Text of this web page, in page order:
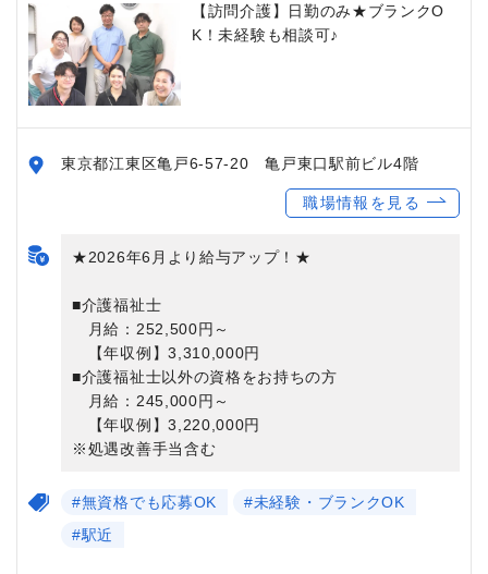
【訪問介護】日勤のみ★ブランクO
K！未経験も相談可♪
東京都江東区亀戸6-57-20 亀戸東口駅前ビル4階
職場情報を見る
★2026年6月より給与アップ！★
■介護福祉士
月給：252,500円～
【年収例】3,310,000円
■介護福祉士以外の資格をお持ちの方
月給：245,000円～
【年収例】3,220,000円
※処遇改善手当含む
#無資格でも応募OK
#未経験・ブランクOK
#駅近